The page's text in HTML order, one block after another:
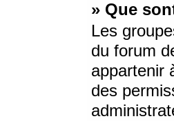
» Que
Les
du forum
appartenir
des